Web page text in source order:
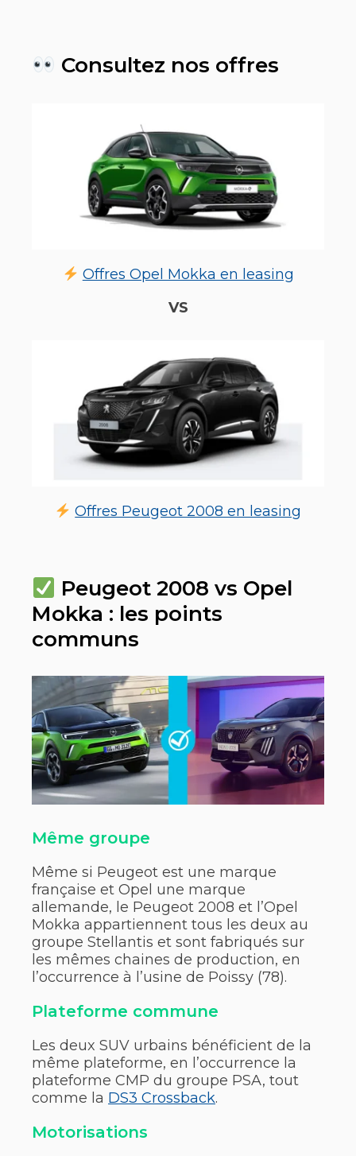
Consultez nos offres
Offres Opel Mokka en leasing
VS
Offres Peugeot 2008 en leasing
Peugeot 2008 vs Opel
Mokka : les points
communs
Même groupe
Même si Peugeot est une marque
française et Opel une marque
allemande, le Peugeot 2008 et l’Opel
Mokka appartiennent tous les deux au
groupe Stellantis et sont fabriqués sur
les mêmes chaines de production, en
l’occurrence à l’usine de Poissy (78).
Plateforme commune
Les deux SUV urbains bénéficient de la
même plateforme, en l’occurrence la
plateforme CMP du groupe PSA, tout
comme la DS3 Crossback.
Motorisations